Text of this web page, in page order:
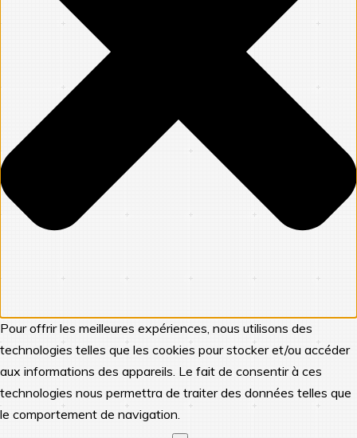
Pour offrir les meilleures expériences, nous utilisons des
technologies telles que les cookies pour stocker et/ou accéder
aux informations des appareils. Le fait de consentir à ces
technologies nous permettra de traiter des données telles que
le comportement de navigation.